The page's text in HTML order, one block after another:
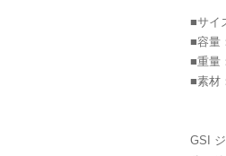
■サイ
■容量
■重量
■素材
GSI